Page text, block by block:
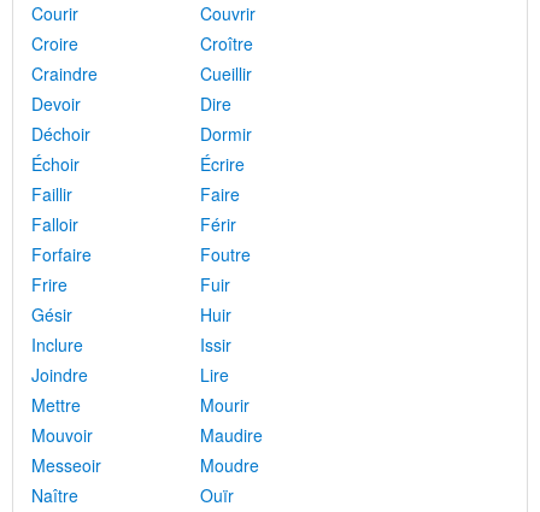
Courir
Couvrir
Croire
Croître
Craindre
Cueillir
Devoir
Dire
Déchoir
Dormir
Échoir
Écrire
Faillir
Faire
Falloir
Férir
Forfaire
Foutre
Frire
Fuir
Gésir
Huir
Inclure
Issir
Joindre
Lire
Mettre
Mourir
Mouvoir
Maudire
Messeoir
Moudre
Naître
Ouïr